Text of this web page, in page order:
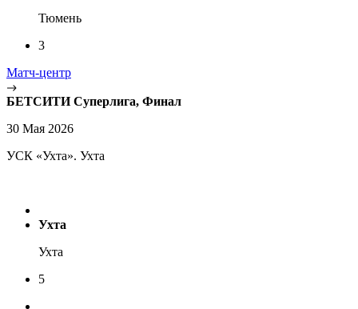
Тюмень
3
Матч-центр
БЕТСИТИ Суперлига, Финал
30 Мая 2026
УСК «Ухта». Ухта
Ухта
Ухта
5